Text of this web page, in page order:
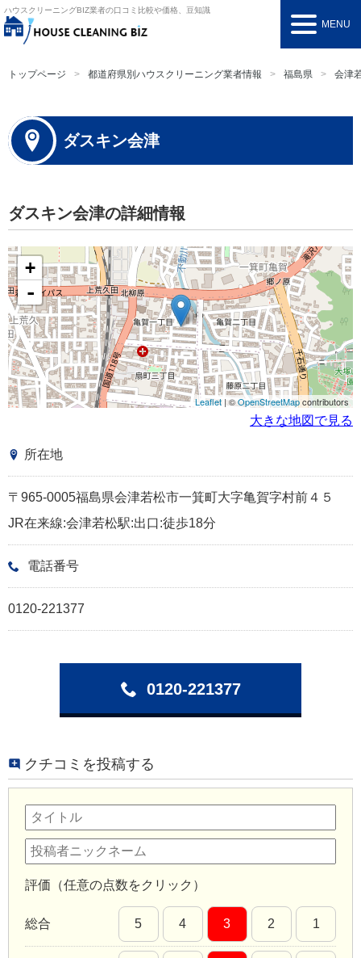
ハウスクリーニングBIZ業者の口コミ比較や価格、豆知識
MENU
トップページ 都道府県別ハウスクリーニング業者情報 福島県 会津
ダスキン会津
ダスキン会津の詳細情報
+
-
Leaflet | ©OpenStreetMapcontributors
大きな地図で見る
所在地
〒965-0005福島県会津若松市一箕町大字亀賀字村前４５
JR在来線:会津若松駅:出口:徒歩18分
電話番号
0120-221377
0120-221377
クチコミを投稿する
評価（任意の点数をクリック）
総合 5 4 3 2 1